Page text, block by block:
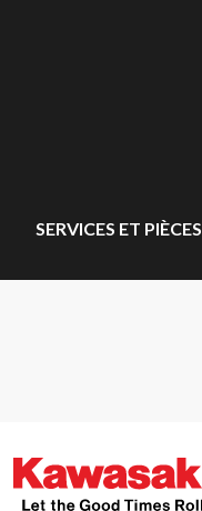
SERVICES ET PIÈCES